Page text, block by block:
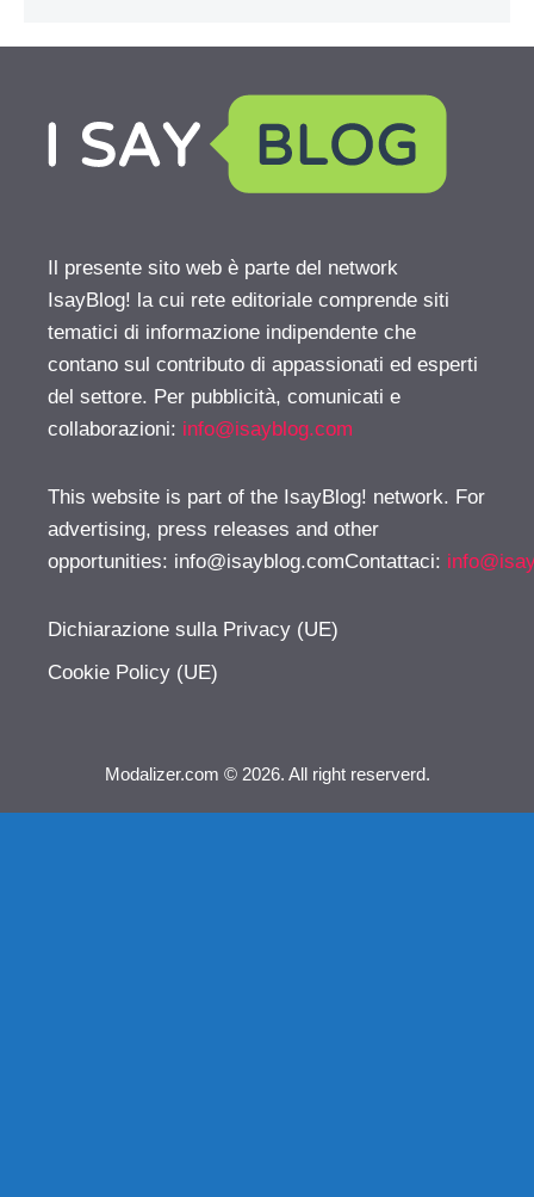
Il presente sito web è parte del network
IsayBlog! la cui rete editoriale comprende siti
tematici di informazione indipendente che
contano sul contributo di appassionati ed esperti
del settore. Per pubblicità, comunicati e
collaborazioni: info@isayblog.com
This website is part of the IsayBlog! network. For
advertising, press releases and other
opportunities: info@isayblog.comContattaci:
Dichiarazione sulla Privacy (UE)
Cookie Policy (UE)
Modalizer.com © 2026. All right reserverd.